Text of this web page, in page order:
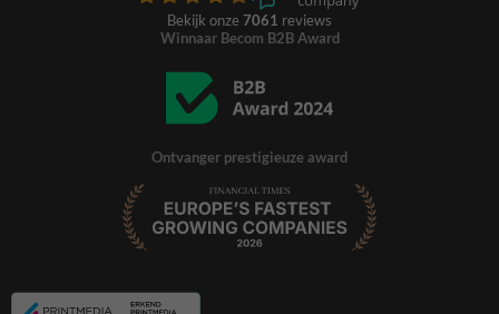
Bekijk onze 7061 reviews
Winnaar Becom B2B Award
Ontvanger prestigieuze award